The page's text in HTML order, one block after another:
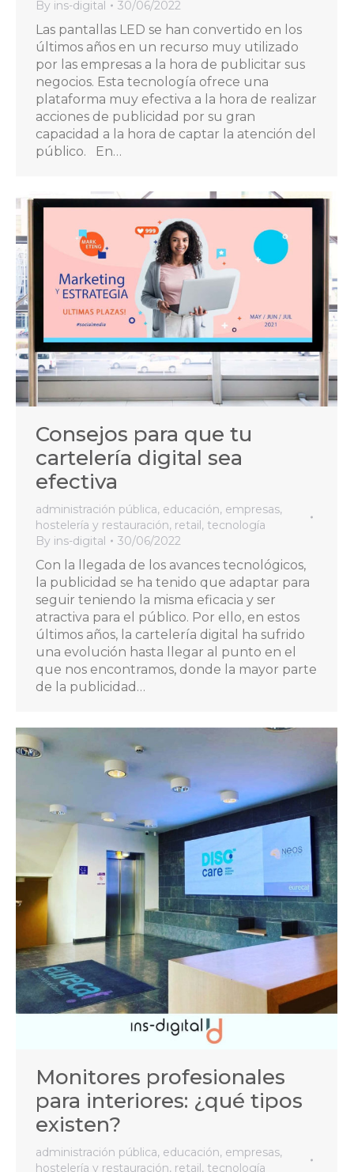
By ins-digital 30/06/2022
Las pantallas LED se han convertido en los
últimos años en un recurso muy utilizado
por las empresas a la hora de publicitar sus
negocios. Esta tecnología ofrece una
plataforma muy efectiva a la hora de realizar
acciones de publicidad por su gran
capacidad a la hora de captar la atención del
público. En…
Consejos para que tu
cartelería digital sea
efectiva
administración pública, educación, empresas,
hostelería y restauración, retail, tecnología
By ins-digital 30/06/2022
Con la llegada de los avances tecnológicos,
la publicidad se ha tenido que adaptar para
seguir teniendo la misma eficacia y ser
atractiva para el público. Por ello, en estos
últimos años, la cartelería digital ha sufrido
una evolución hasta llegar al punto en el
que nos encontramos, donde la mayor parte
de la publicidad…
Monitores profesionales
para interiores: ¿qué tipos
existen?
administración pública, educación, empresas,
hostelería y restauración, retail, tecnología